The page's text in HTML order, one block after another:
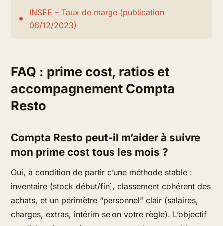
INSEE – Taux de marge (publication
06/12/2023)
FAQ : prime cost, ratios et
accompagnement Compta
Resto
Compta Resto peut-il m’aider à suivre
mon prime cost tous les mois ?
Oui, à condition de partir d’une méthode stable :
inventaire (stock début/fin), classement cohérent des
achats, et un périmètre “personnel” clair (salaires,
charges, extras, intérim selon votre règle). L’objectif